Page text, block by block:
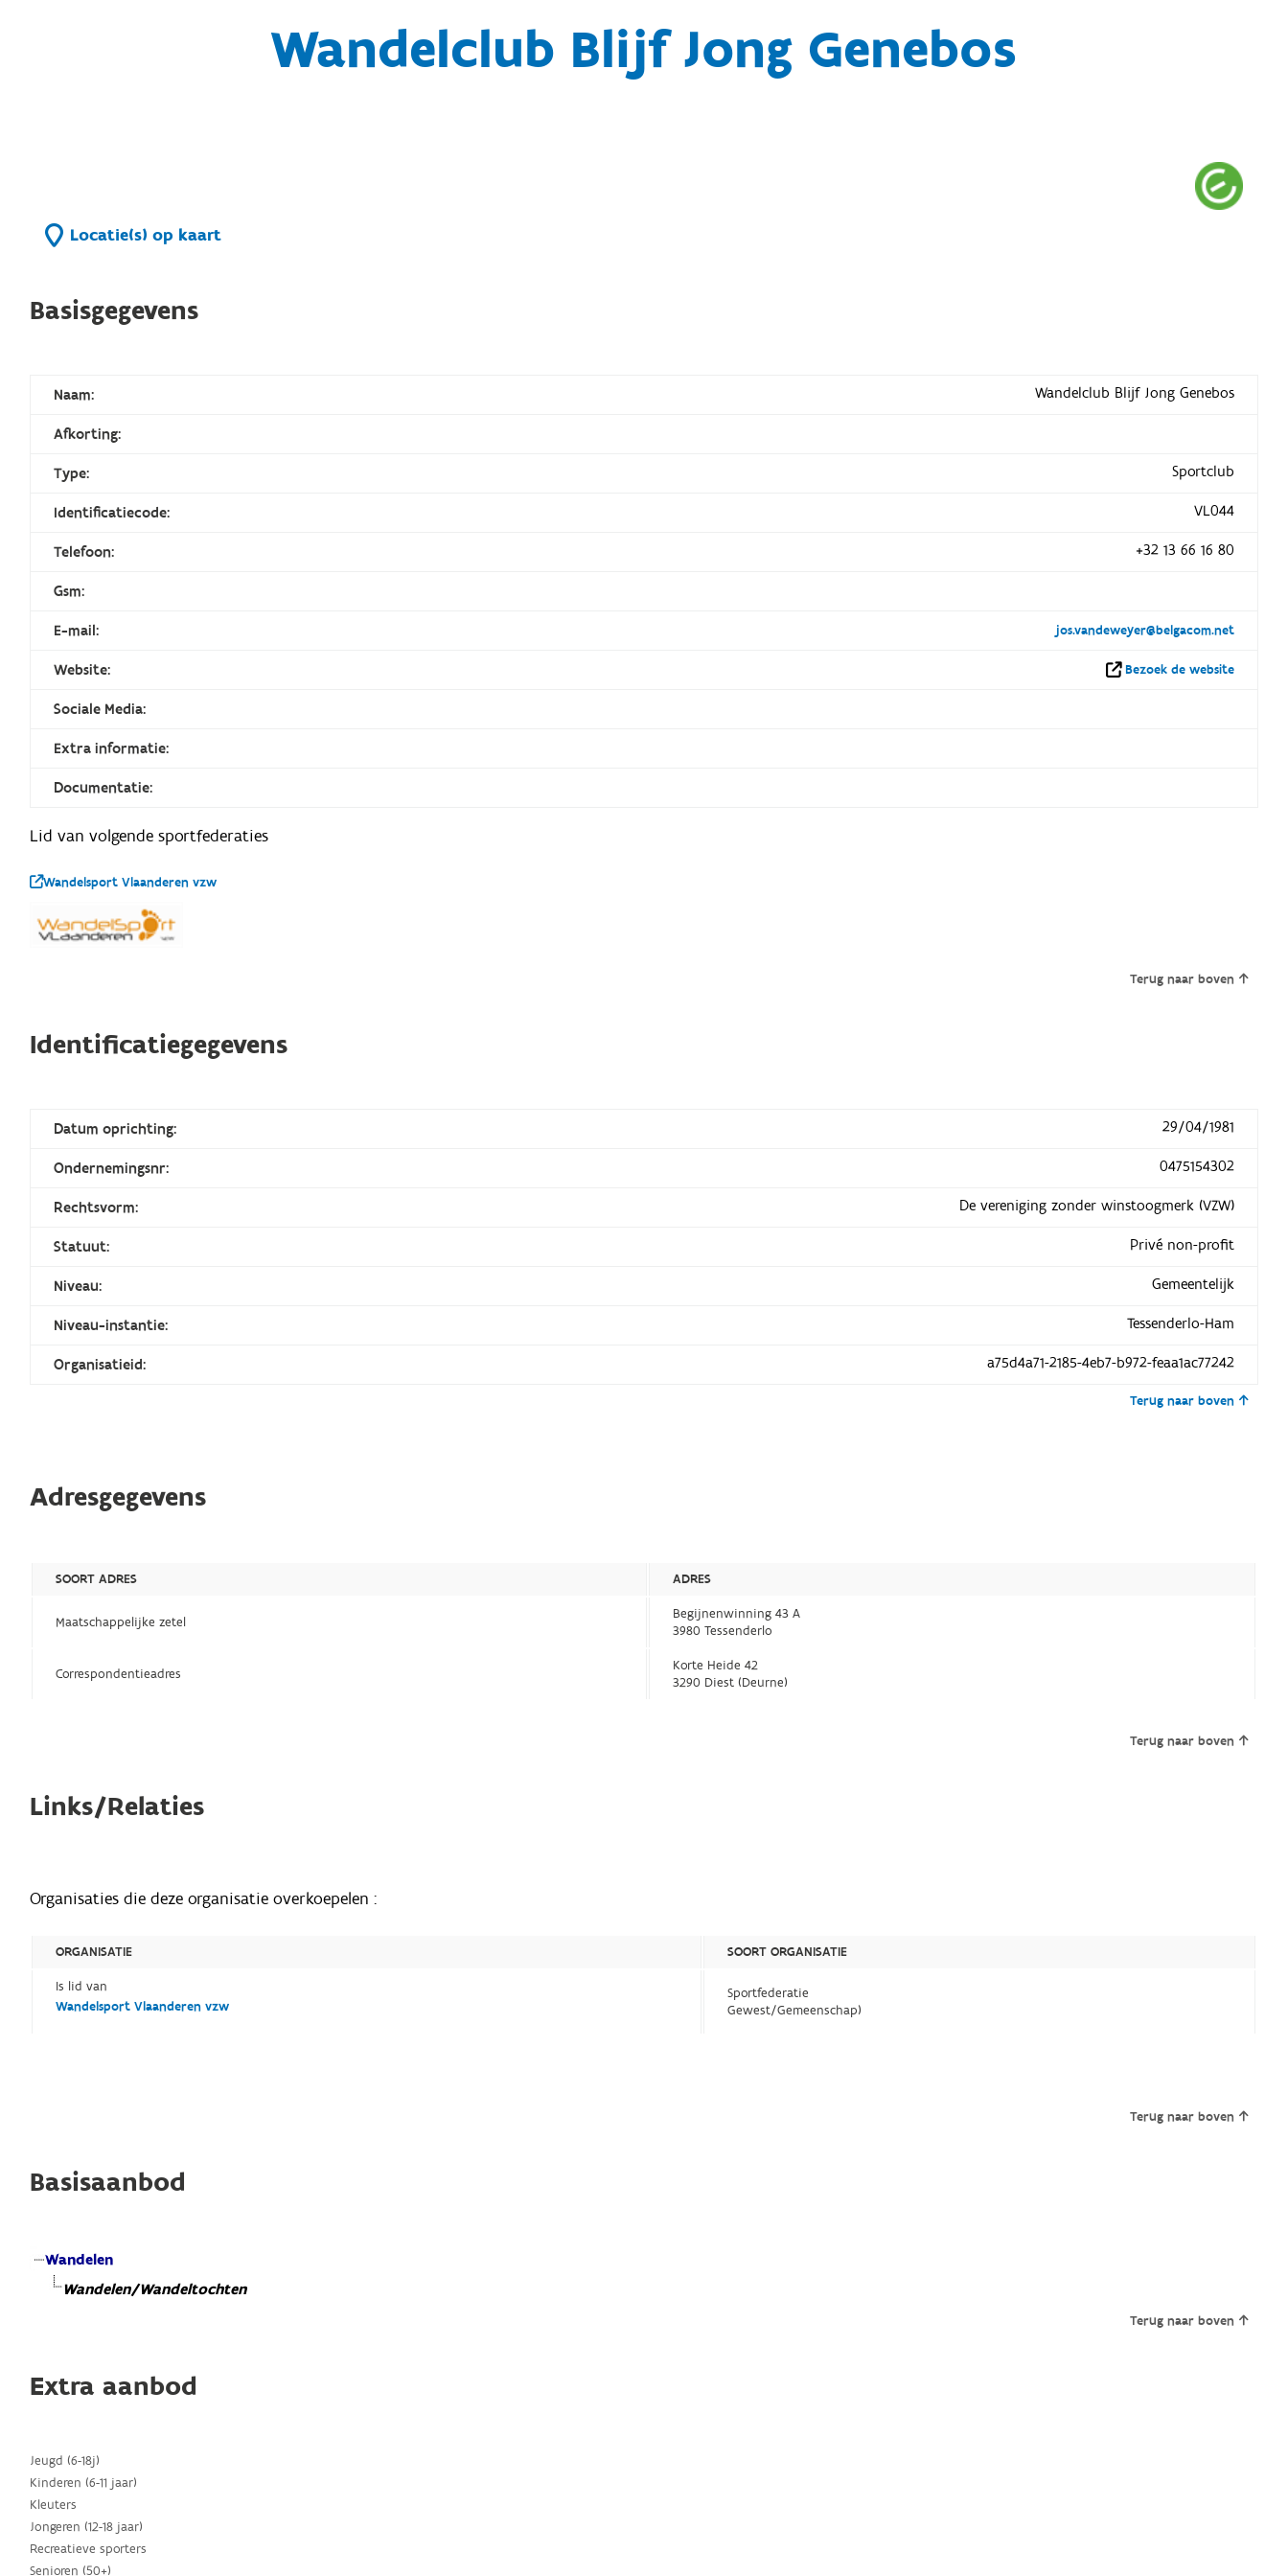
Wandelclub Blijf Jong Genebos
Locatie(s) op kaart
Basisgegevens
Naam: Wandelclub Blijf Jong Genebos
Afkorting:
Type: Sportclub
Identificatiecode: VL044
Telefoon: +32 13 66 16 80
Gsm:
E-mail: jos.vandeweyer@belgacom.net
Website: Bezoek de website
Sociale Media:
Extra informatie:
Documentatie:
Lid van volgende sportfederaties
Wandelsport Vlaanderen vzw
Terug naar boven
Identificatiegegevens
Datum oprichting: 29/04/1981
Ondernemingsnr: 0475154302
Rechtsvorm: De vereniging zonder winstoogmerk (VZW)
Statuut: Privé non-profit
Niveau: Gemeentelijk
Niveau-instantie: Tessenderlo-Ham
Organisatieid: a75d4a71-2185-4eb7-b972-feaa1ac77242
Terug naar boven
Adresgegevens
SOORT ADRES ADRES
Maatschappelijke zetel
Begijnenwinning 43 A
3980 Tessenderlo
Correspondentieadres
Korte Heide 42
3290 Diest (Deurne)
Terug naar boven
Links/Relaties
Organisaties die deze organisatie overkoepelen :
ORGANISATIE
SOORT ORGANISATIE
Is lid van
Wandelsport Vlaanderen vzw
Sportfederatie
Gewest/Gemeenschap)
Terug naar boven
Basisaanbod
Wandelen
Wandelen/Wandeltochten
Terug naar boven
Extra aanbod
Jeugd (6-18j)
Kinderen (6-11 jaar)
Kleuters
Jongeren (12-18 jaar)
Recreatieve sporters
Senioren (50+)